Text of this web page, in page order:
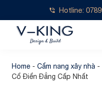
Hotline:
Home - Cẩm nang xây nhà -
Cổ Điển Đẳng Cấp Nhất